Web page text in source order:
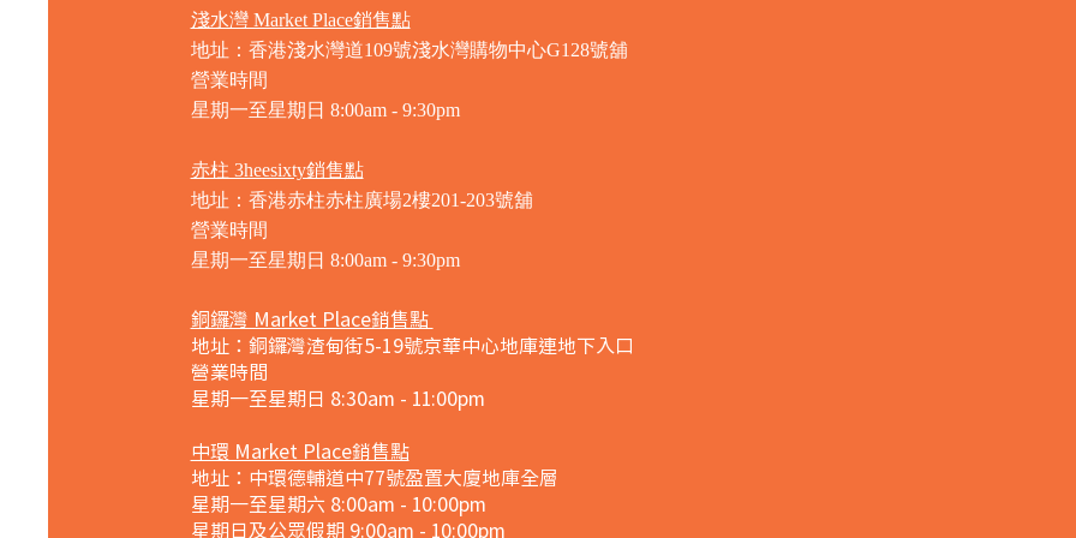
淺水灣 Market Place銷售點
地址：香港淺水灣道109號淺水灣購物中心G128號舖
營業時間
星期一至星期日 8:00am - 9:30pm
赤柱 3heesixty銷售點
地址：香港赤柱赤柱廣場2樓201-203號舖
營業時間
星期一至星期日 8:00am - 9:30pm
銅鑼灣 Market Place銷售點
地址：銅鑼灣渣甸街5-19號京華中心地庫連地下入口​
營業時間
星期一至星期日 8:30am - 11:00pm
中環 Market Place銷售點
地址：中環德輔道中77號盈置大廈地庫全層
星期一至星期六 8:00am - 10:00pm
星期日及公眾假期 9:00am - 10:00pm